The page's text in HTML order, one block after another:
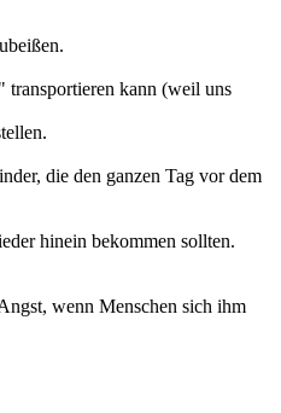
transportieren kann (weil uns
die den ganzen Tag vor dem
hinein bekommen sollten.
wenn Menschen sich ihm